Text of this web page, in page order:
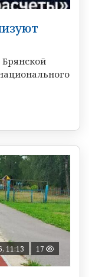
11:13 17